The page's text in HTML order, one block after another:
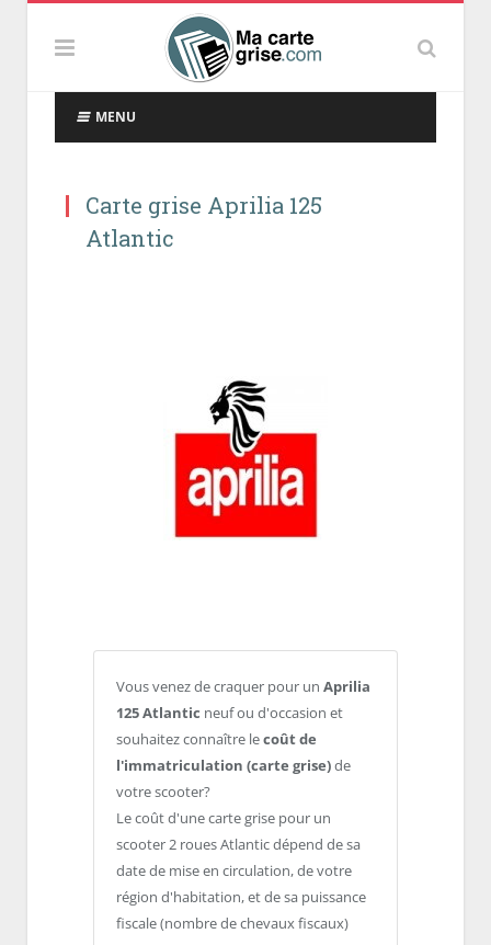
MENU
Carte grise Aprilia 125
Atlantic
Vous venez de craquer pour un Aprilia
125 Atlantic neuf ou d'occasion et
souhaitez connaître lecoût de
l'immatriculation (carte grise)de
votre scooter?
Le coût d'une carte grise pour un
scooter 2 roues Atlantic dépend de sa
date de mise en circulation, de votre
région d'habitation, et de sa puissance
fiscale (nombre de chevaux fiscaux)